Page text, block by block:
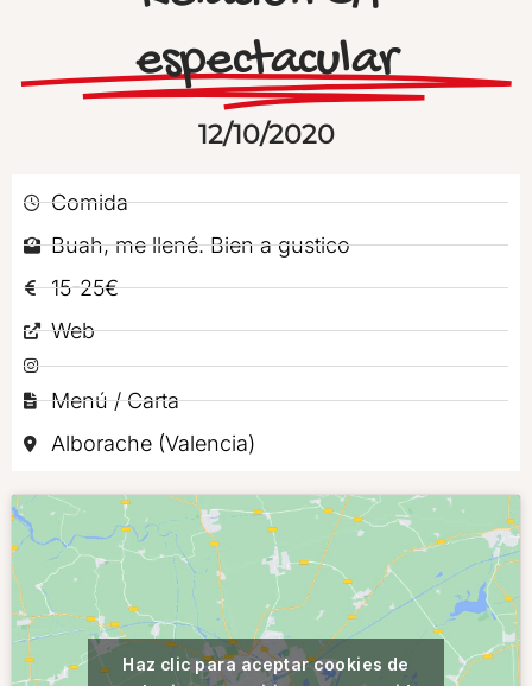
espectacular
12/10/2020
Comida
Buah, me llené. Bien a gustico
15-25€
Web
Menú / Carta
Alborache (Valencia)
Haz clic para aceptar cookies de